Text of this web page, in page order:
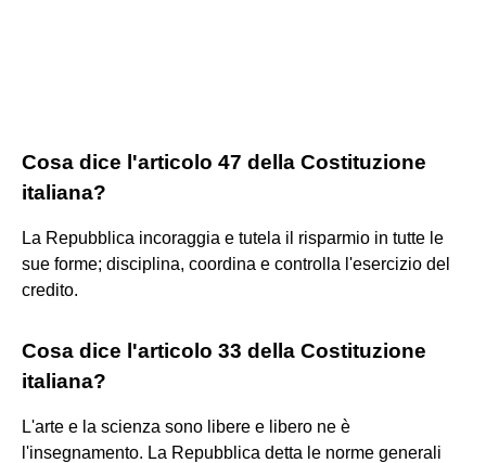
Cosa dice l'articolo 47 della Costituzione
italiana?
La Repubblica incoraggia e tutela il risparmio in tutte le
sue forme; disciplina, coordina e controlla l'esercizio del
credito.
Cosa dice l'articolo 33 della Costituzione
italiana?
L'arte e la scienza sono libere e libero ne è
l'insegnamento. La Repubblica detta le norme generali